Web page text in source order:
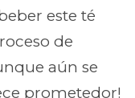
este té
de
aún se
prometedor!